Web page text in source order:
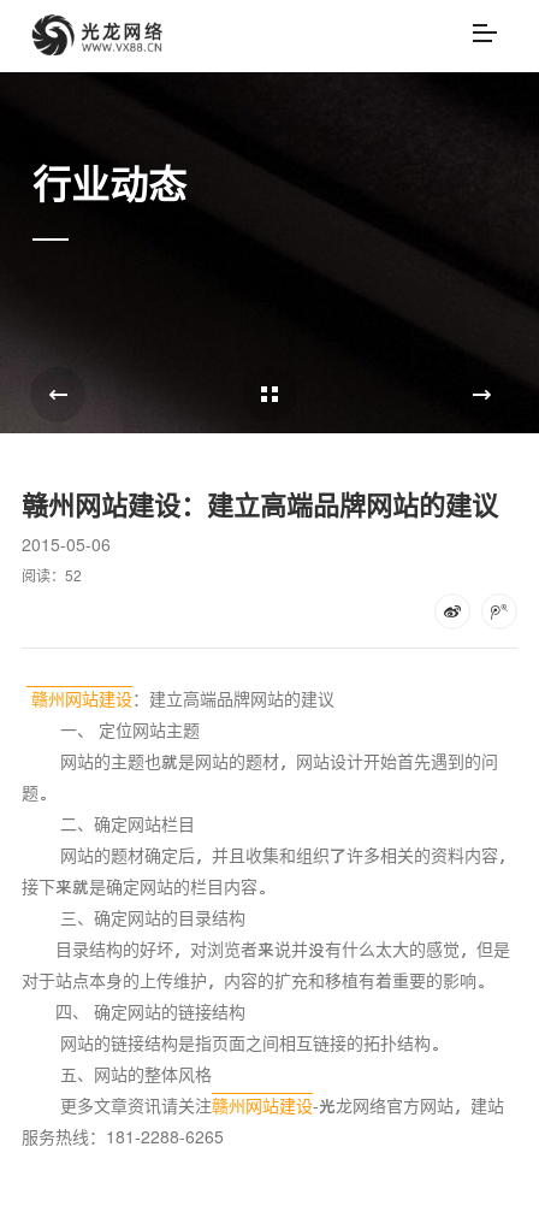
行业动态
赣州网站建设：建立高端品牌网站的建议
2015-05-06
阅读： 52
赣州网站建设：建立高端品牌网站的建议
一、 定位网站主题
网站的主题也就是网站的题材，网站设计开始首先遇到的问
题。
二、确定网站栏目
网站的题材确定后，并且收集和组织了许多相关的资料内容，
接下来就是确定网站的栏目内容。
三、确定网站的目录结构
目录结构的好坏，对浏览者来说并没有什么太大的感觉，但是
对于站点本身的上传维护，内容的扩充和移植有着重要的影响。
四、 确定网站的链接结构
网站的链接结构是指页面之间相互链接的拓扑结构。
五、网站的整体风格
更多文章资讯请关注赣州网站建设-光龙网络官方网站，建站
服务热线：181-2288-6265